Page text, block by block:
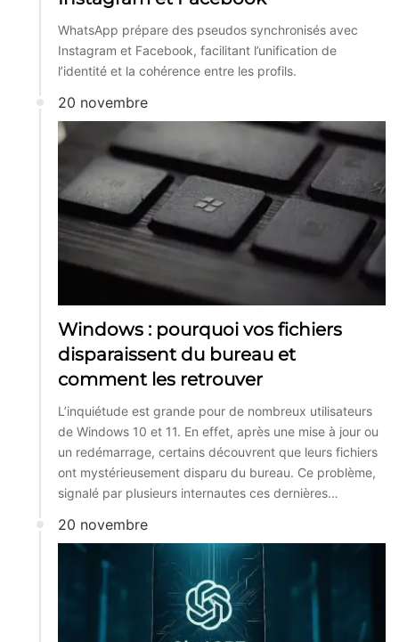
WhatsApp prépare des pseudos synchronisés avec
Instagram et Facebook, facilitant l’unification de
l’identité et la cohérence entre les profils.
20 novembre
Windows : pourquoi vos fichiers
disparaissent du bureau et
comment les retrouver
L’inquiétude est grande pour de nombreux utilisateurs
de Windows 10 et 11. En effet, après une mise à jour ou
un redémarrage, certains découvrent que leurs fichiers
ont mystérieusement disparu du bureau. Ce problème,
signalé par plusieurs internautes ces dernières…
20 novembre